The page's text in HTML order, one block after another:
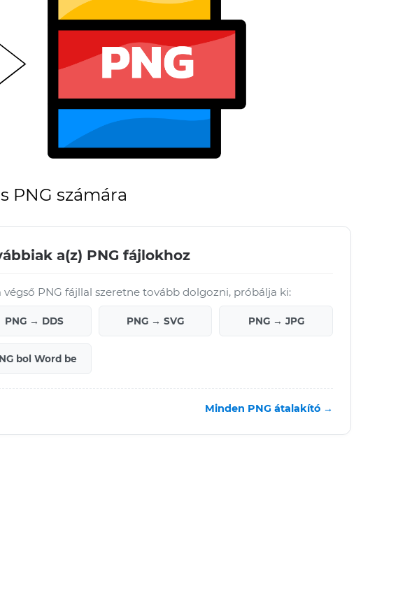
PNG számára
a(z) PNG fájlokhoz
végső PNG fájllal szeretne tovább dolgozni, próbálja ki:
PNG → DDS PNG → SVG PNG → JPG
bol Word be
Minden PNG átalakító →